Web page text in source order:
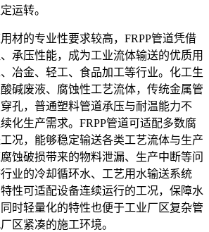
运转。
材的专业性要求较高，FRPP管道凭借
承压性能，成为工业流体输送的优质用
冶金、轻工、食品加工等行业。化工生
碱废液、腐蚀性工艺流体，传统金属管
孔，普通塑料管道承压与耐温能力不
化生产需求。FRPP管道可适配多数腐
况，能够稳定输送各类工艺流体与生产
蚀破损带来的物料泄漏、生产中断等问
业的冷却循环水、工艺用水输送系统
性可适配设备连续运行的工况，保障水
时轻量化的特性也便于工业厂区复杂管
区紧凑的施工环境。